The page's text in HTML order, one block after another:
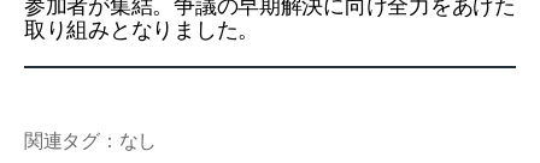
参加者が集結。争議の早期解決に向け全力をあげた
取り組みとなりました。
関連タグ：なし